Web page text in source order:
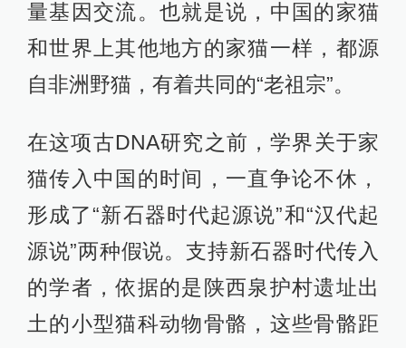
量基因交流。也就是说，中国的家猫
和世界上其他地方的家猫一样，都源
自非洲野猫，有着共同的“老祖宗”。
在这项古DNA研究之前，学界关于家
猫传入中国的时间，一直争论不休，
形成了“新石器时代起源说”和“汉代起
源说”两种假说。支持新石器时代传入
的学者，依据的是陕西泉护村遗址出
土的小型猫科动物骨骼，这些骨骼距